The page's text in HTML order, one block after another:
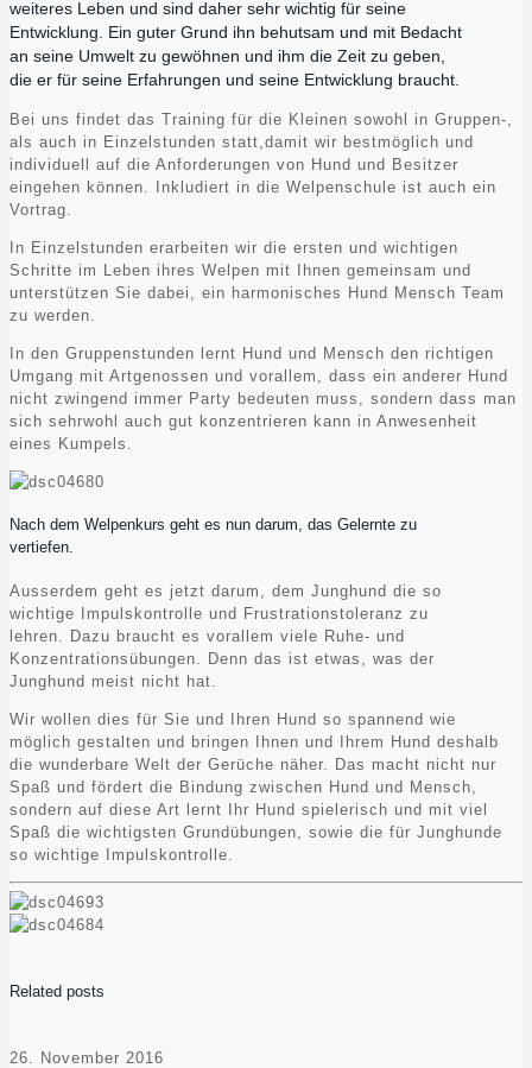
weiteres Leben und sind daher sehr wichtig für seine
Entwicklung. Ein guter Grund ihn behutsam und mit Bedacht
an seine Umwelt zu gewöhnen und ihm die Zeit zu geben,
die er für seine Erfahrungen und seine Entwicklung braucht.
Bei uns findet das Training für die Kleinen sowohl in Gruppen-,
als auch in Einzelstunden statt,damit wir bestmöglich und
individuell auf die Anforderungen von Hund und Besitzer
eingehen können. Inkludiert in die Welpenschule ist auch ein
Vortrag.
In Einzelstunden erarbeiten wir die ersten und wichtigen
Schritte im Leben ihres Welpen mit Ihnen gemeinsam und
unterstützen Sie dabei, ein harmonisches Hund Mensch Team
zu werden.
In den Gruppenstunden lernt Hund und Mensch den richtigen
Umgang mit Artgenossen und vorallem, dass ein anderer Hund
nicht zwingend immer Party bedeuten muss, sondern dass man
sich sehrwohl auch gut konzentrieren kann in Anwesenheit
eines Kumpels.
Nach dem Welpenkurs geht es nun darum, das Gelernte zu
vertiefen.
Ausserdem geht es jetzt darum, dem Junghund die so
wichtige Impulskontrolle und Frustrationstoleranz zu
lehren. Dazu braucht es vorallem viele Ruhe- und
Konzentrationsübungen. Denn das ist etwas, was der
Junghund meist nicht hat.
Wir wollen dies für Sie und Ihren Hund so spannend wie
möglich gestalten und bringen Ihnen und Ihrem Hund deshalb
die wunderbare Welt der Gerüche näher. Das macht nicht nur
Spaß und fördert die Bindung zwischen Hund und Mensch,
sondern auf diese Art lernt Ihr Hund spielerisch und mit viel
Spaß die wichtigsten Grundübungen, sowie die für Junghunde
so wichtige Impulskontrolle.
Related posts
26. November 2016